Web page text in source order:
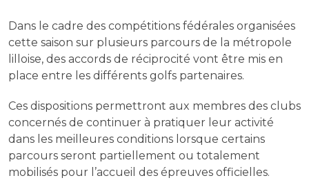
Dans le cadre des compétitions fédérales organisées
cette saison sur plusieurs parcours de la métropole
lilloise, des accords de réciprocité vont être mis en
place entre les différents golfs partenaires.
Ces dispositions permettront aux membres des clubs
concernés de continuer à pratiquer leur activité
dans les meilleures conditions lorsque certains
parcours seront partiellement ou totalement
mobilisés pour l’accueil des épreuves officielles.